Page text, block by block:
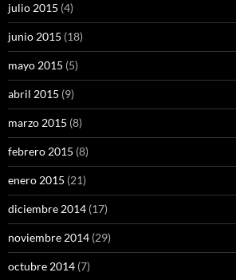
julio 2015 (4)
junio 2015 (18)
mayo 2015 (5)
abril 2015 (9)
marzo 2015 (8)
febrero 2015 (8)
enero 2015 (21)
diciembre 2014 (17)
noviembre 2014 (29)
octubre 2014 (7)